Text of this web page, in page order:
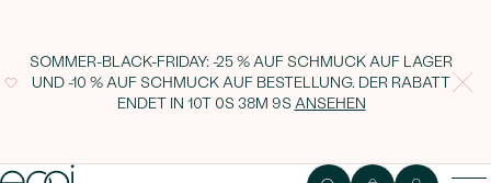
SOMMER-BLACK-FRIDAY: -25 % AUF SCHMUCK AUF LAGER
UND -10 % AUF SCHMUCK AUF BESTELLUNG. DER RABATT
ENDET IN 10T 0S 38M 8S ANSEHEN